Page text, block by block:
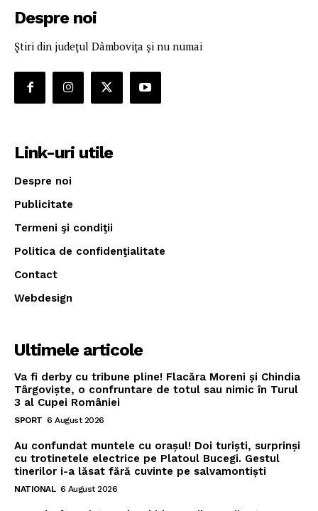
Despre noi
Ştiri din judeţul Dâmboviţa şi nu numai
Link-uri utile
Despre noi
Publicitate
Termeni şi condiţii
Politica de confidenţialitate
Contact
Webdesign
Ultimele articole
Va fi derby cu tribune pline! Flacăra Moreni și Chindia
Târgoviște, o confruntare de totul sau nimic în Turul
3 al Cupei României
SPORT 6 August 2026
Au confundat muntele cu orașul! Doi turiști, surprinși
cu trotinetele electrice pe Platoul Bucegi. Gestul
tinerilor i-a lăsat fără cuvinte pe salvamontiști
NATIONAL 6 August 2026